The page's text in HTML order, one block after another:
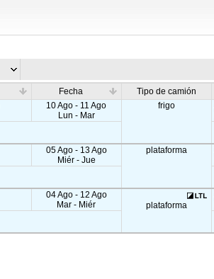
Fecha Tipo de camión
10 Ago - 11 Ago
Lun - Mar
frigo
05 Ago - 13 Ago
Miér - Jue
plataforma
04 Ago - 12 Ago
Mar - Miér
plataforma